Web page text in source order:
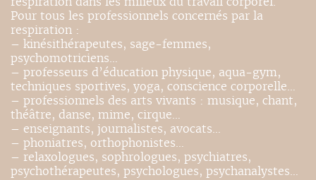
Pour tous les professionnels concernés par la
respiration :
– kinésithérapeutes, sage-femmes,
psychomotriciens…
– professeurs d’éducation physique, aqua-gym,
techniques sportives, yoga, conscience corporelle…
– professionnels des arts vivants : musique, chant,
théâtre, danse, mime, cirque…
– enseignants, journalistes, avocats…
– phoniatres, orthophonistes…
– relaxologues, sophrologues, psychiatres,
psychothérapeutes, psychologues, psychanalystes…